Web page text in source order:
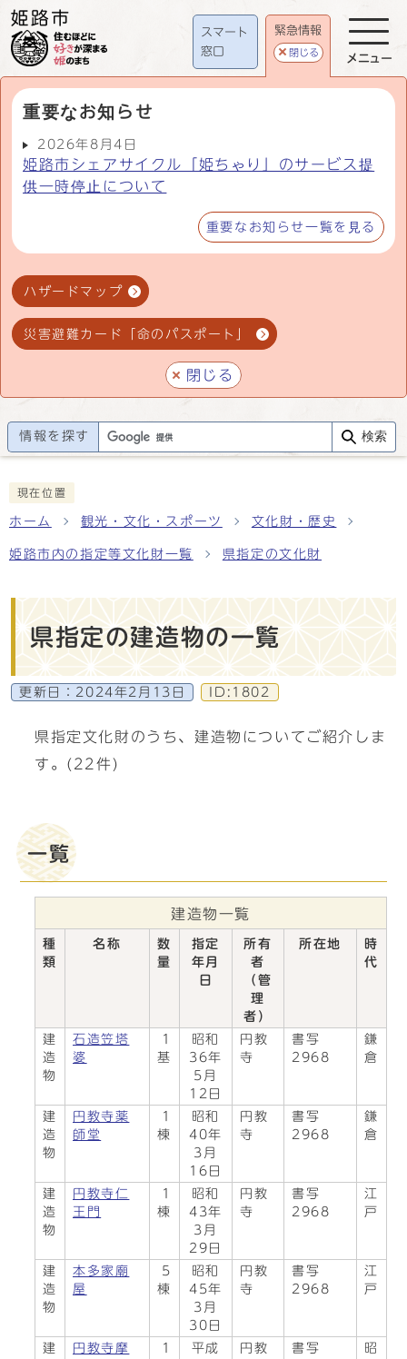
スマート
窓口
緊急情報
閉じる
重要なお知らせ
2026年8月4日
姫路市シェアサイクル「姫ちゃり」のサービス提
供一時停止について
重要なお知らせ一覧を見る
ハザードマップ
災害避難カード「命のパスポート」
閉じる
メニュー
情報を探す 検索
現在位置
ホーム 観光・文化・スポーツ 文化財・歴史
姫路市内の指定等文化財一覧 県指定の文化財
県指定の建造物の一覧
更新日： 2024年2月13日 ID:1802
県指定文化財のうち、建造物についてご紹介しま
す。(22件)
一覧
建造物一覧
種
類
名称
数
量
指定
年月
日
所有
者
（管
理
者）
所在地
時
代
建
造
物
石造笠塔
婆
1
基
昭和
36年
5月
12日
円教
寺
書写
2968
鎌
倉
建
造
物
円教寺薬
師堂
1
棟
昭和
40年
3月
16日
円教
寺
書写
2968
鎌
倉
建
造
物
円教寺仁
王門
1
棟
昭和
43年
3月
29日
円教
寺
書写
2968
江
戸
建
造
物
本多家廟
屋
5
棟
昭和
45年
3月
30日
円教
寺
書写
2968
江
戸
建
円教寺摩
1
平成
円教
書写
昭